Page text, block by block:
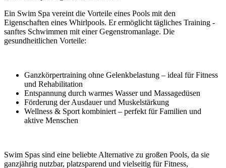
Ein Swim Spa vereint die Vorteile eines Pools mit den
Eigenschaften eines Whirlpools. Er ermöglicht tägliches Training -
sanftes Schwimmen mit einer Gegenstromanlage. Die
gesundheitlichen Vorteile:
Ganzkörpertraining ohne Gelenkbelastung – ideal für Fitness
und Rehabilitation
Entspannung durch warmes Wasser und Massagedüsen
Förderung der Ausdauer und Muskelstärkung
Wellness & Sport kombiniert – perfekt für Familien und
aktive Menschen
Swim Spas sind eine beliebte Alternative zu großen Pools, da sie
ganzjährig nutzbar, platzsparend und vielseitig für Fitness,